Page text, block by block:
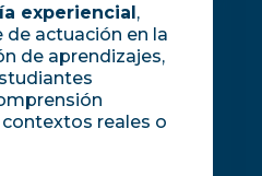
experiencial,
de actuación en la
de aprendizajes,
reales o